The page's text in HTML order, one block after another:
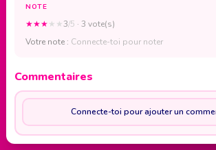
NOTE
★★★★ ★3/5 · 3 vote(s)
Votre note : Connecte-toi pour noter
Commentaires
Connecte-toi pour ajouter un